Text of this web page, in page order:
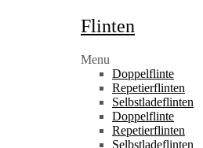
Flinten
Menu
Doppelflinte
Repetierflinten
Selbstladeflinten
Doppelflinte
Repetierflinten
Selbstladeflinten